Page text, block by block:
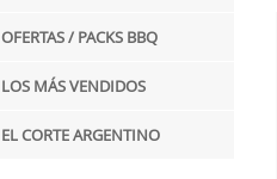
OFERTAS / PACKS BBQ
LOS MÁS VENDIDOS
EL CORTE ARGENTINO